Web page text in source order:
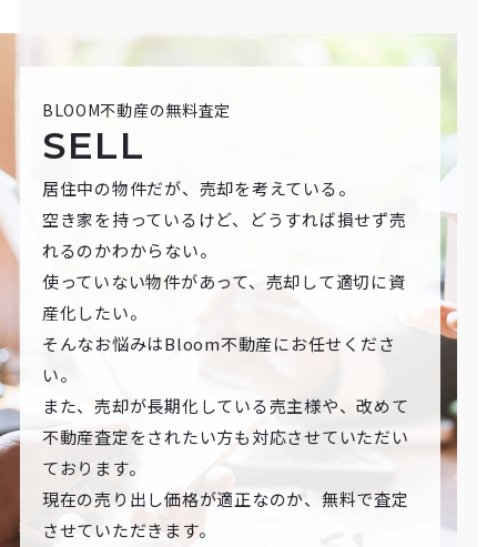
BLOOM不動産の無料査定
SELL
居住中の物件だが、売却を考えている。
空き家を持っているけど、どうすれば損せず売
れるのかわからない。
使っていない物件があって、売却して適切に資
産化したい。
そんなお悩みはBloom不動産にお任せくださ
い。
また、売却が長期化している売主様や、改めて
不動産査定をされたい方も対応させていただい
ております。
現在の売り出し価格が適正なのか、無料で査定
させていただきます。